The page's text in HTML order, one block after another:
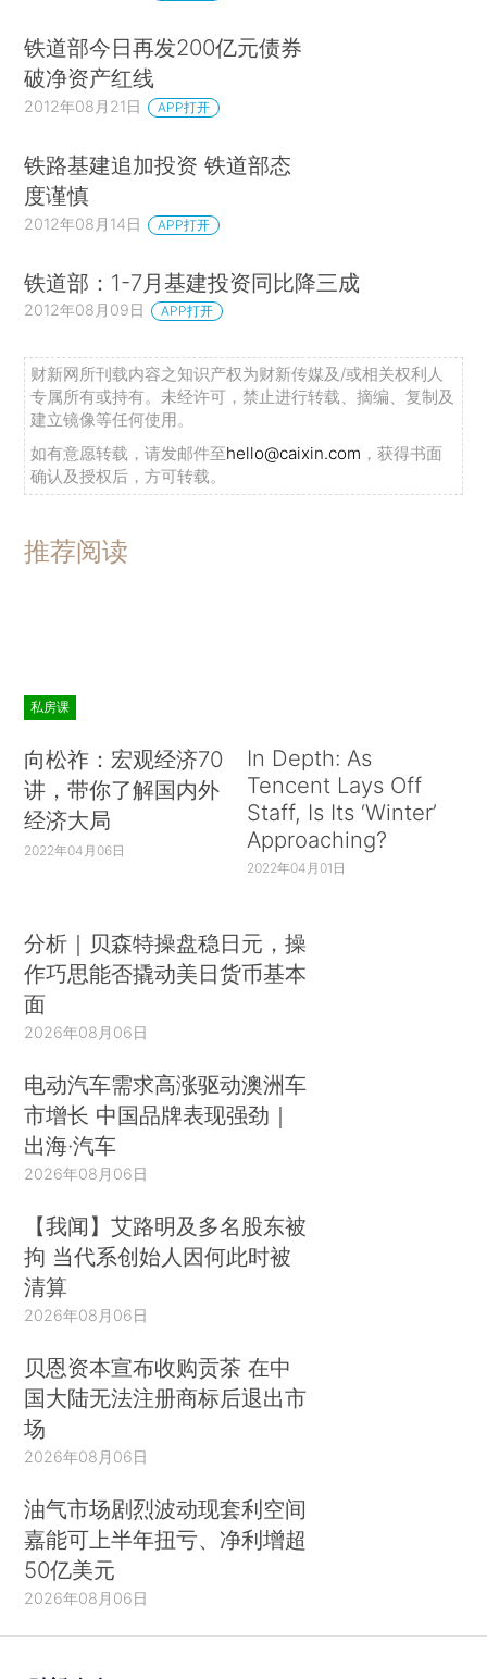
铁道部今日再发200亿元债券
破净资产红线
2012年08月21日 APP打开
铁路基建追加投资 铁道部态
度谨慎
2012年08月14日 APP打开
铁道部：1-7月基建投资同比降三成
2012年08月09日 APP打开
财新网所刊载内容之知识产权为财新传媒及/或相关权利人
专属所有或持有。未经许可，禁止进行转载、摘编、复制及
建立镜像等任何使用。
如有意愿转载，请发邮件至hello@caixin.com ，获得书面
确认及授权后，方可转载。
推荐阅读
私房课
向松祚：宏观经济70
讲，带你了解国内外
经济大局
2022年04月06日
In Depth: As
Tencent Lays Off
Staff, Is Its ‘Winter’
Approaching?
2022年04月01日
分析｜贝森特操盘稳日元，操
作巧思能否撬动美日货币基本
面
2026年08月06日
电动汽车需求高涨驱动澳洲车
市增长 中国品牌表现强劲｜
出海·汽车
2026年08月06日
【我闻】艾路明及多名股东被
拘 当代系创始人因何此时被
清算
2026年08月06日
贝恩资本宣布收购贡茶 在中
国大陆无法注册商标后退出市
场
2026年08月06日
油气市场剧烈波动现套利空间
嘉能可上半年扭亏、净利增超
50亿美元
2026年08月06日